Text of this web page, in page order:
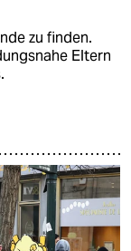
zu finden.
Eltern